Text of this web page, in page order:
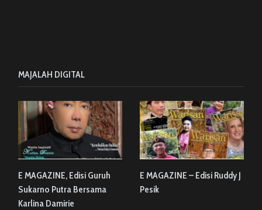
MAJALAH DIGITAL
E MAGAZINE, Edisi Guruh
Sukarno Putra Bersama
Karlina Damirie
E MAGAZINE – Edisi Ruddy J
Pesik